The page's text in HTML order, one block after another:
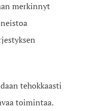
merkinnyt
tehokkaasti
toimintaa.